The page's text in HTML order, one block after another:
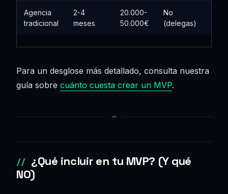
Agencia
tradicional
2-4
meses
20.000-
50.000€
No
(delegas)
Para un desglose más detallado, consulta nuestra
guía sobre cuánto cuesta crear un MVP.
¿Qué incluir en tu MVP? (Y qué
NO)